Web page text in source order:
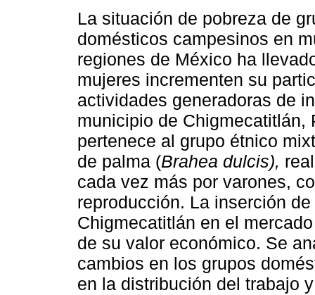
La situación de pobreza de
domésticos campesinos en
regiones de México ha
mujeres incrementen su
actividades generadoras de
municipio de
pertenece al grupo étnico
de palma (Brahea dulcis),
cada vez más por varones,
reproducción. La inserción
Chigmecatitlán en el
de su valor económico. Se
cambios en los grupos
en la distribución del trabajo